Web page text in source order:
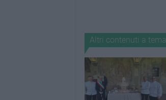
Altri contenuti a tema